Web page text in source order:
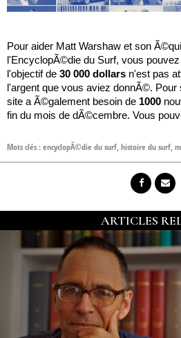
Pour aider Matt Warshaw et son
l'EncyclopÃ©die du Surf, vous
l'objectif de 30 000 dollars n'est pas
l'argent que vous aviez donnÃ©.
site a Ã©galement besoin de 1000
fin du mois de dÃ©cembre. Vous
Mots clés :encyclopÃ©die du surf,histoire du surf,
ARTICLES